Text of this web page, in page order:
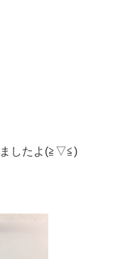
ましたよ(≧▽≦)